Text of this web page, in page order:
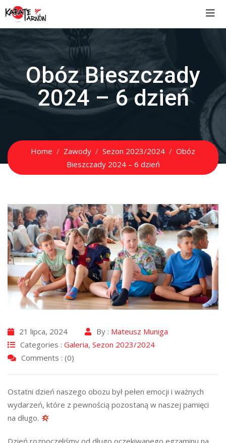
Obóz Bieszczady
2024 – 6 dzień
Home Zawody Sezon 2023/2024
Obóz
Bieszczady 2024 – 6 dzień
21 lipca, 2024 By : Mateusz Muniga
Categories : Galeria, Sezon 2023/2024
Comments : (0)
Ostatni dzień naszego obozu był pełen emocji i ważnych
wydarzeń, które z pewnością pozostaną w naszej pamięci
na długo.
Dzień rozpoczęliśmy od długo oczekiwanego egzaminu na